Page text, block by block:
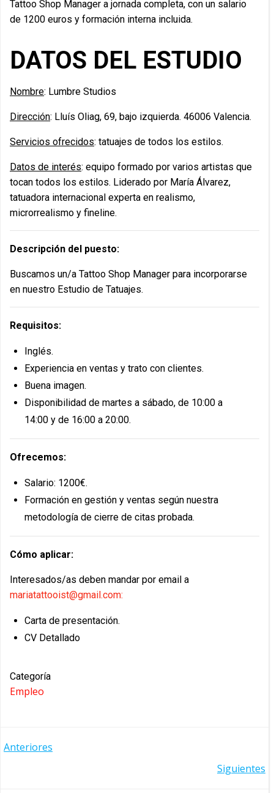
Tattoo Shop Manager a jornada completa, con un salario
de 1200 euros y formación interna incluida.
DATOS DEL ESTUDIO
Nombre: Lumbre Studios
Dirección: Lluís Oliag, 69, bajo izquierda. 46006 Valencia.
Servicios ofrecidos: tatuajes de todos los estilos.
Datos de interés: equipo formado por varios artistas que
tocan todos los estilos. Liderado por María Álvarez,
tatuadora internacional experta en realismo,
microrrealismo y fineline.
Descripción del puesto:
Buscamos un/a Tattoo Shop Manager para incorporarse
en nuestro Estudio de Tatuajes.
Requisitos:
Inglés.
Experiencia en ventas y trato con clientes.
Buena imagen.
Disponibilidad de martes a sábado, de 10:00 a
14:00 y de 16:00 a 20:00.
Ofrecemos:
Salario: 1200€.
Formación en gestión y ventas según nuestra
metodología de cierre de citas probada.
Cómo aplicar:
Interesados/as deben mandar por email a
mariatattooist@gmail.com:
Carta de presentación.
CV Detallado
Categoría
Empleo
NAVEGACIÓN
Anteriores
Siguientes